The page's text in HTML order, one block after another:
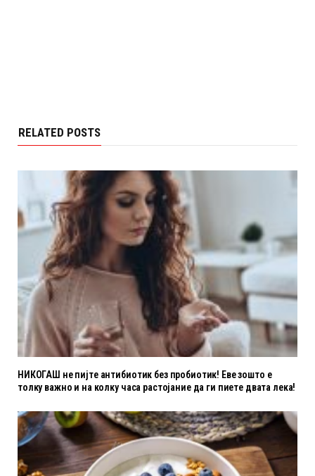
RELATED POSTS
НИКОГАШ не пијте антибиотик без пробиотик! Еве зошто е
толку важно и на колку часа растојание да ги пиете двата лека!